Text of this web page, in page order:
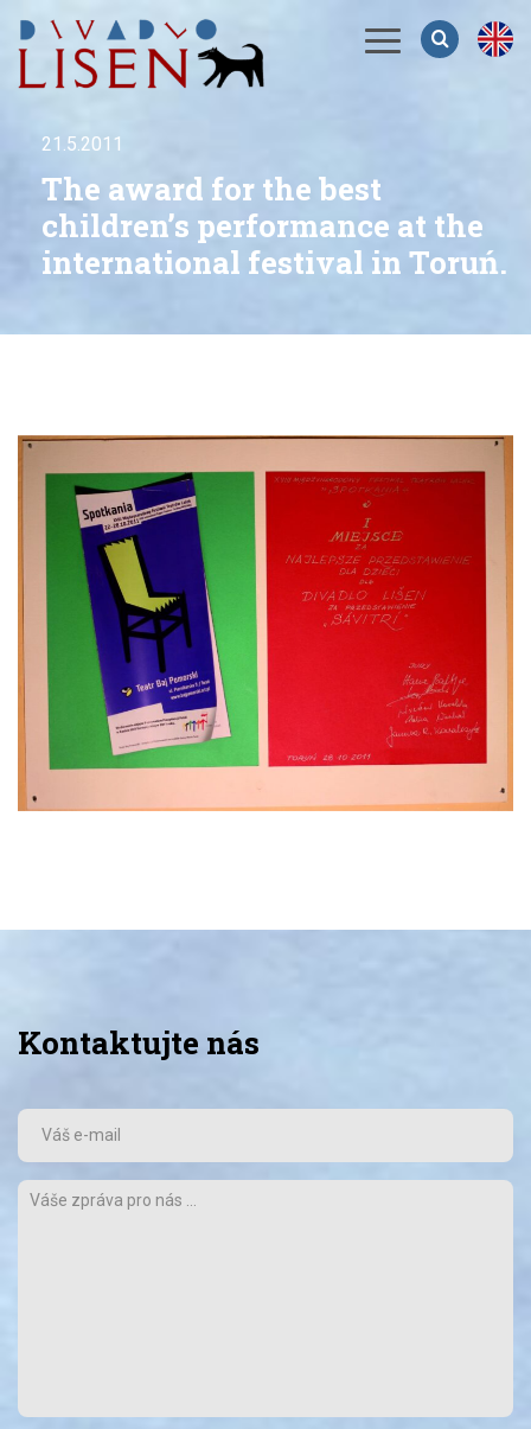
Menu
21.5.2011
The award for the best
children’s performance at the
international festival in Toruń.
Kontaktujte nás